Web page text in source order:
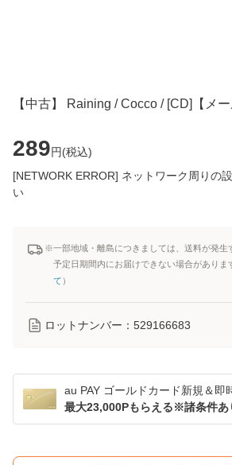
【中古】 Raining / Cocco / [CD]【メー
289円(税込)
[NETWORK ERROR] ネットワーク周りの
い
※一部地域・離島につきましては、送料が発生
予定日期間内にお届けできない場合がありま
て ）
ロットナンバー： 529166683
au PAY ゴールドカード新規＆即
最大23,000Pもらえる※諸条件あ